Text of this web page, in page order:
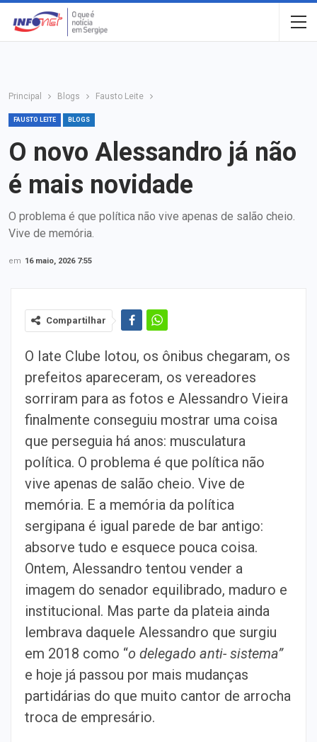
Principal Blogs Fausto Leite
FAUSTO LEITE BLOGS
O novo Alessandro já não
é mais novidade
O problema é que política não vive apenas de salão cheio.
Vive de memória.
em 16 maio, 2026 7:55
Compartilhar
O Iate Clube lotou, os ônibus chegaram, os
prefeitos apareceram, os vereadores
sorriram para as fotos e Alessandro Vieira
finalmente conseguiu mostrar uma coisa
que perseguia há anos: musculatura
política. O problema é que política não
vive apenas de salão cheio. Vive de
memória. E a memória da política
sergipana é igual parede de bar antigo:
absorve tudo e esquece pouca coisa.
Ontem, Alessandro tentou vender a
imagem do senador equilibrado, maduro e
institucional. Mas parte da plateia ainda
lembrava daquele Alessandro que surgiu
em 2018 como “o delegado anti- sistema”
e hoje já passou por mais mudanças
partidárias do que muito cantor de arrocha
troca de empresário.